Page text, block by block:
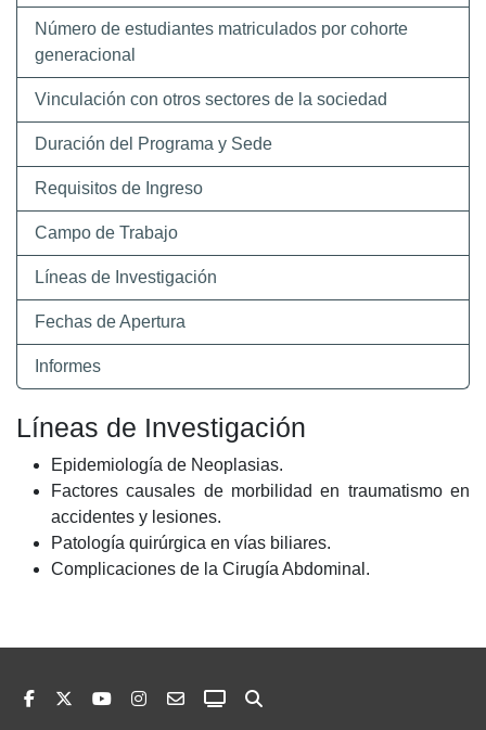
Número de estudiantes matriculados por cohorte
generacional
Vinculación con otros sectores de la sociedad
Duración del Programa y Sede
Requisitos de Ingreso
Campo de Trabajo
Líneas de Investigación
Fechas de Apertura
Informes
Líneas de Investigación
Epidemiología de Neoplasias.
Factores causales de morbilidad en traumatismo en
accidentes y lesiones.
Patología quirúrgica en vías biliares.
Complicaciones de la Cirugía Abdominal.